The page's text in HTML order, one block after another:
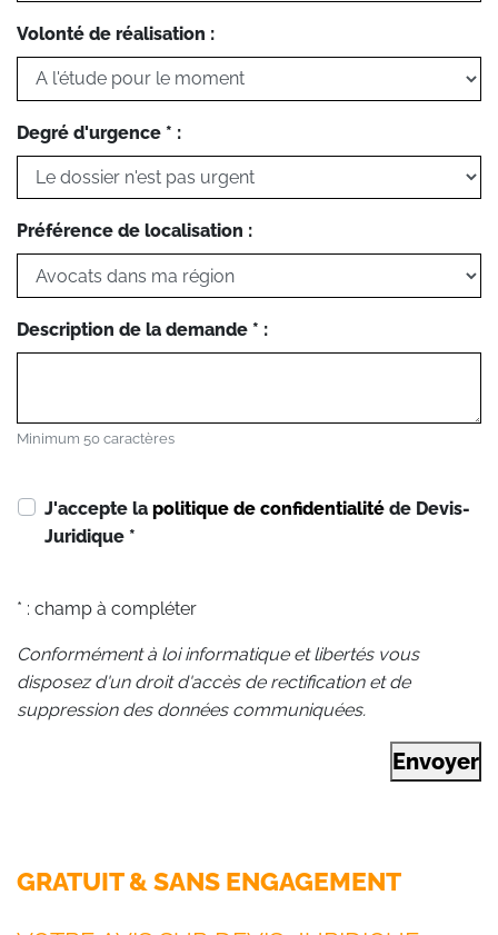
Volonté de réalisation :
Degré d'urgence * :
Préférence de localisation :
Description de la demande * :
Minimum 50 caractères
J'accepte la politique de confidentialité de Devis-
Juridique *
* : champ à compléter
Conformément à loi informatique et libertés vous
disposez d'un droit d'accès de rectification et de
suppression des données communiquées.
Envoyer
GRATUIT & SANS ENGAGEMENT